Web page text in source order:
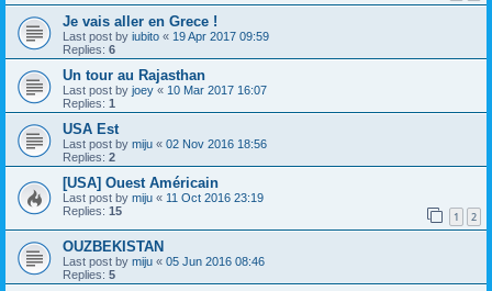
Je vais aller en Grece !
Last post by iubito « 19 Apr 2017 09:59
Replies: 6
Un tour au Rajasthan
Last post by joey « 10 Mar 2017 16:07
Replies: 1
USA Est
Last post by miju « 02 Nov 2016 18:56
Replies: 2
[USA] Ouest Américain
Last post by miju « 11 Oct 2016 23:19
Replies: 15 1 2
OUZBEKISTAN
Last post by miju « 05 Jun 2016 08:46
Replies: 5